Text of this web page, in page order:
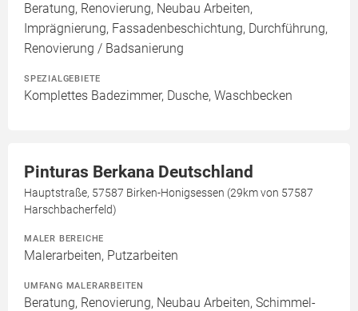
Beratung, Renovierung, Neubau Arbeiten,
Imprägnierung, Fassadenbeschichtung, Durchführung,
Renovierung / Badsanierung
SPEZIALGEBIETE
Komplettes Badezimmer, Dusche, Waschbecken
Pinturas Berkana Deutschland
Hauptstraße, 57587 Birken-Honigsessen (29km von 57587
Harschbacherfeld)
MALER BEREICHE
Malerarbeiten, Putzarbeiten
UMFANG MALERARBEITEN
Beratung, Renovierung, Neubau Arbeiten, Schimmel-